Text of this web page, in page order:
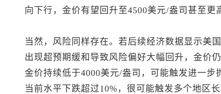
向下行，金价有望回升至4500美元/盎司甚至更
当然，风险同样存在。若后续经济数据显示美
出现超预期缓和导致风险偏好大幅回升，金价
金价持续低于4000美元/盎司，可能触发进一
当前水平下跌超过10%，很可能触发多个地区